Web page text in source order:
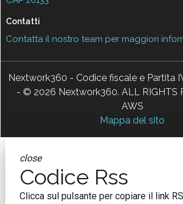
Contatti
Contatta il nostro team per maggiori
Nextwork360 - Codice fiscale e Partita
- © 2026 Nextwork360. ALL RIGHTS
AWS
Mappa del sito
close
Codice Rss
Clicca sul pulsante per copiare il link